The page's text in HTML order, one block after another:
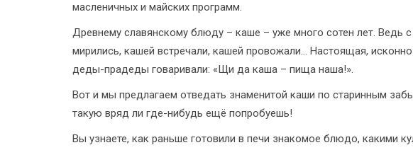
масленичных и майских программ.
Древнему славянскому блюду – каше – уже много сотен лет. Ведь
мирились, кашей встречали, кашей провожали... Настоящая,
деды-прадеды говаривали: «Щи да каша – пища наша!».
Вот и мы предлагаем отведать знаменитой каши по старинным
такую вряд ли где-нибудь ещё попробуешь!
Вы узнаете, как раньше готовили в печи знакомое блюдо, какими